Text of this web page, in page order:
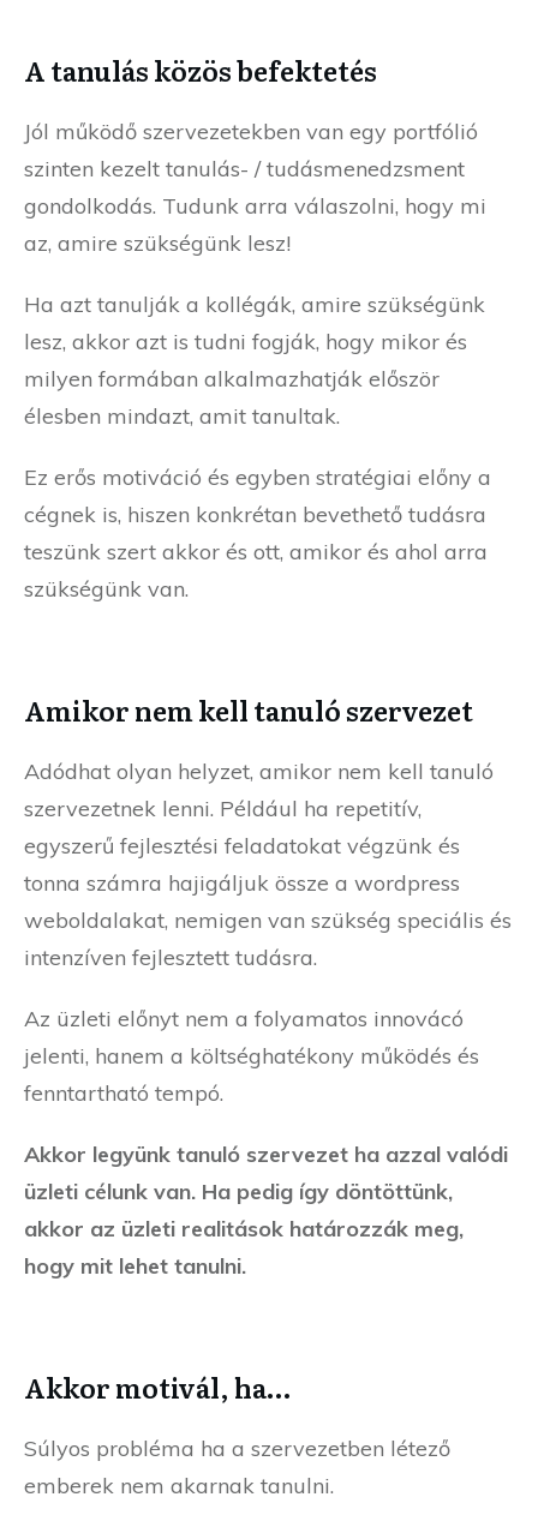
A tanulás közös befektetés
Jól működő szervezetekben van egy portfólió
szinten kezelt tanulás- / tudásmenedzsment
gondolkodás. Tudunk arra válaszolni, hogy mi
az, amire szükségünk lesz!
Ha azt tanulják a kollégák, amire szükségünk
lesz, akkor azt is tudni fogják, hogy mikor és
milyen formában alkalmazhatják először
élesben mindazt, amit tanultak.
Ez erős motiváció és egyben stratégiai előny a
cégnek is, hiszen konkrétan bevethető tudásra
teszünk szert akkor és ott, amikor és ahol arra
szükségünk van.
Amikor nem kell tanuló szervezet
Adódhat olyan helyzet, amikor nem kell tanuló
szervezetnek lenni. Például ha repetitív,
egyszerű fejlesztési feladatokat végzünk és
tonna számra hajigáljuk össze a wordpress
weboldalakat, nemigen van szükség speciális és
intenzíven fejlesztett tudásra.
Az üzleti előnyt nem a folyamatos innovácó
jelenti, hanem a költséghatékony működés és
fenntartható tempó.
Akkor legyünk tanuló szervezet ha azzal valódi
üzleti célunk van. Ha pedig így döntöttünk,
akkor az üzleti realitások határozzák meg,
hogy mit lehet tanulni.
Akkor motivál, ha…
Súlyos probléma ha a szervezetben létező
emberek nem akarnak tanulni.